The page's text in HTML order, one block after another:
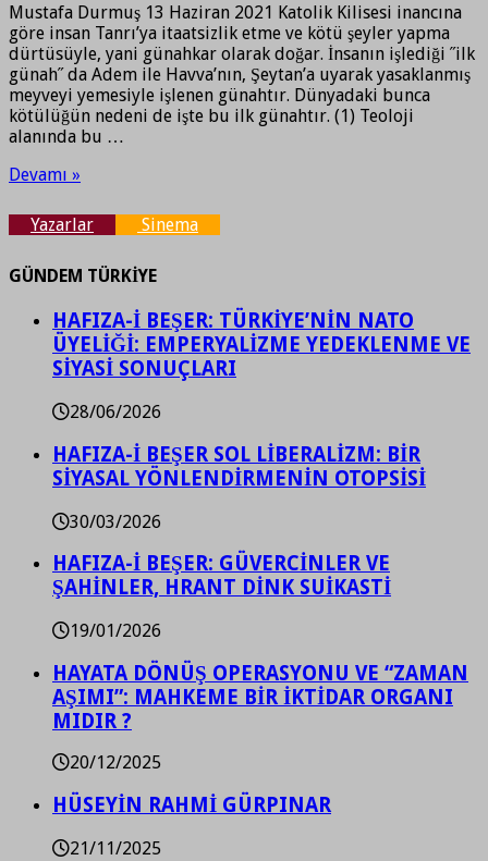
Mustafa Durmuş 13 Haziran 2021 Katolik Kilisesi inancına
göre insan Tanrı’ya itaatsizlik etme ve kötü şeyler yapma
dürtüsüyle, yani günahkar olarak doğar. İnsanın işlediği ˝ilk
günah˝ da Adem ile Havva’nın, Şeytan’a uyarak yasaklanmış
meyveyi yemesiyle işlenen günahtır. Dünyadaki bunca
kötülüğün nedeni de işte bu ilk günahtır. (1) Teoloji
alanında bu …
Devamı »
Yazarlar Sinema
GÜNDEM TÜRKİYE
HAFIZA-İ BEŞER: TÜRKİYE’NİN NATO
ÜYELİĞİ: EMPERYALİZME YEDEKLENME VE
SİYASİ SONUÇLARI
28/06/2026
HAFIZA-İ BEŞER SOL LİBERALİZM: BİR
SİYASAL YÖNLENDİRMENİN OTOPSİSİ
30/03/2026
HAFIZA-İ BEŞER: GÜVERCİNLER VE
ŞAHİNLER, HRANT DİNK SUİKASTİ
19/01/2026
HAYATA DÖNÜŞ OPERASYONU VE “ZAMAN
AŞIMI”: MAHKEME BİR İKTİDAR ORGANI
MIDIR ?
20/12/2025
HÜSEYİN RAHMİ GÜRPINAR
21/11/2025